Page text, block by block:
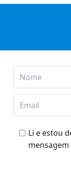
Li e estou
mensagem